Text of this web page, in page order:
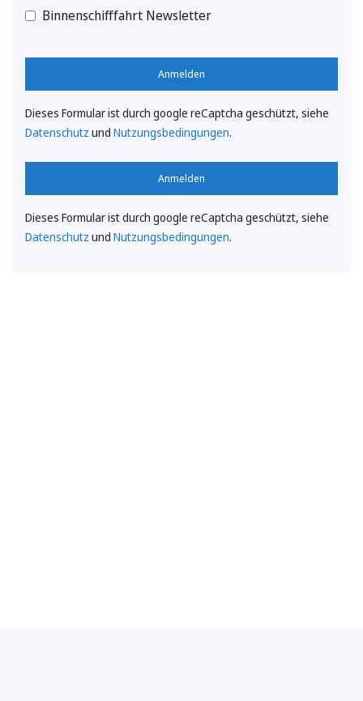
Binnenschifffahrt Newsletter
Anmelden
Dieses Formular ist durch google reCaptcha geschützt, siehe
Datenschutz und Nutzungsbedingungen.
Anmelden
Dieses Formular ist durch google reCaptcha geschützt, siehe
Datenschutz und Nutzungsbedingungen.